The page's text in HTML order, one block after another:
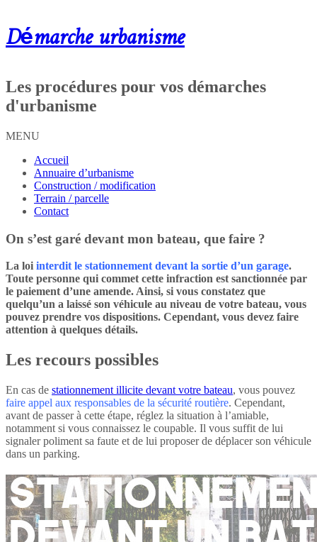
Démarche urbanisme
Les procédures pour vos démarches
d'urbanisme
MENU
Accueil
Annuaire d’urbanisme
Construction / modification
Terrain / parcelle
Contact
On s’est garé devant mon bateau, que faire ?
La loi interdit le stationnement devant la sortie d’un garage.
Toute personne qui commet cette infraction est sanctionnée par
le paiement d’une amende. Ainsi, si vous constatez que
quelqu’un a laissé son véhicule au niveau de votre bateau, vous
pouvez prendre vos dispositions. Cependant, vous devez faire
attention à quelques détails.
Les recours possibles
En cas de stationnement illicite devant votre bateau, vous pouvez
faire appel aux responsables de la sécurité routière. Cependant,
avant de passer à cette étape, réglez la situation à l’amiable,
notamment si vous connaissez le coupable. Il vous suffit de lui
signaler poliment sa faute et de lui proposer de déplacer son véhicule
dans un parking.